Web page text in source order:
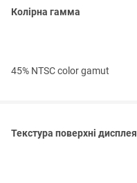
Колірна гамма
45% NTSC color gamut
Текстура поверхні дисплея